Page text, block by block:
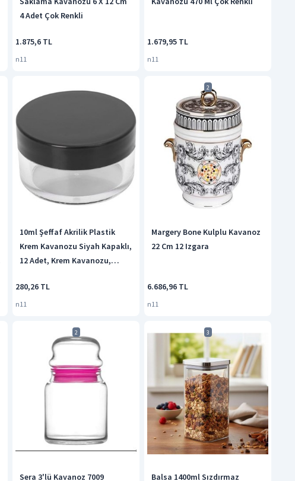
4 Adet Çok Renkli
1.875,6 TL
n11
1.679,95 TL
n11
10ml Şeffaf Akrilik Plastik
Krem Kavanozu Siyah Kapaklı,
12 Adet, Krem Kavanozu,
Kavanoz Şeffaf
280,26 TL
n11
2
Margery Bone Kulplu Kavanoz
22 Cm 12 Izgara
6.686,96 TL
n11
2
Sera 3'lü Kavanoz 7009
3
Balsa 1400ml Sızdırmaz